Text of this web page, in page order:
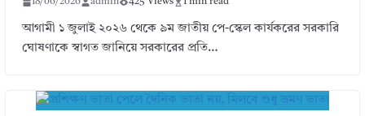
আগামী ১ জুলাই ২০২৬ থেকে ৯ম জাতীয় পে-স্কেল কার্যকরের সরকারি
ঘোষণাকে স্বাগত জানিয়ে সরকারের প্রতি…